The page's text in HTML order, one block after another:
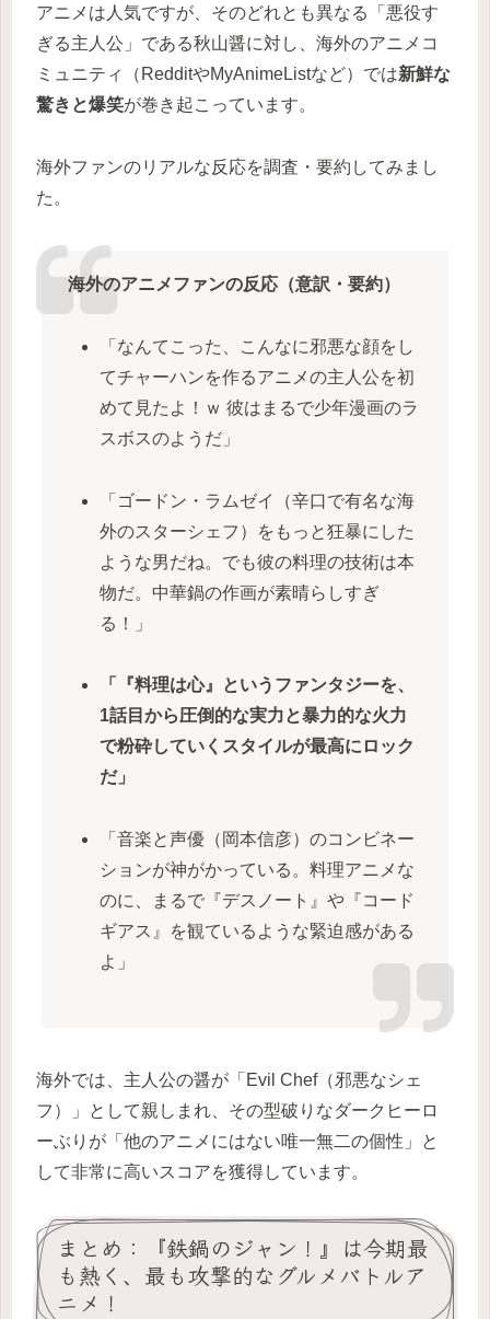
アニメは人気ですが、そのどれとも異なる「悪役す
ぎる主人公」である秋山醤に対し、海外のアニメコ
ミュニティ（RedditやMyAnimeListなど）では新鮮な
驚きと爆笑が巻き起こっています。
海外ファンのリアルな反応を調査・要約してみまし
た。
海外のアニメファンの反応（意訳・要約）
「なんてこった、こんなに邪悪な顔をし
てチャーハンを作るアニメの主人公を初
めて見たよ！ｗ 彼はまるで少年漫画のラ
スボスのようだ」
「ゴードン・ラムゼイ（辛口で有名な海
外のスターシェフ）をもっと狂暴にした
ような男だね。でも彼の料理の技術は本
物だ。中華鍋の作画が素晴らしすぎ
る！」
「『料理は心』というファンタジーを、
1話目から圧倒的な実力と暴力的な火力
で粉砕していくスタイルが最高にロック
だ」
「音楽と声優（岡本信彦）のコンビネー
ションが神がかっている。料理アニメな
のに、まるで『デスノート』や『コード
ギアス』を観ているような緊迫感がある
よ」
海外では、主人公の醤が「Evil Chef（邪悪なシェ
フ）」として親しまれ、その型破りなダークヒーロ
ーぶりが「他のアニメにはない唯一無二の個性」と
して非常に高いスコアを獲得しています。
まとめ：『鉄鍋のジャン！』は今期最
も熱く、最も攻撃的なグルメバトルア
ニメ！